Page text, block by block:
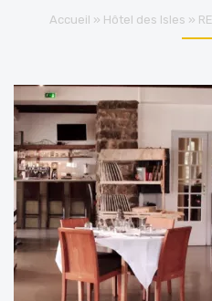
Accueil » Hôtel des Isles »